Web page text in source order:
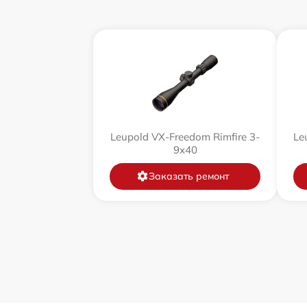
Замена дисплея (экрана)
Ремонт Wi-Fi
Leupold VX-Freedom Rimfire 3-
9x40
Заказать ремонт